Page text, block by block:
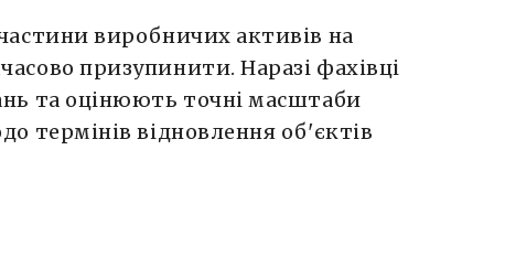
виробничих активів на
призупинити. Наразі фахівці
та оцінюють точні масштаби
термінів відновлення об'єктів